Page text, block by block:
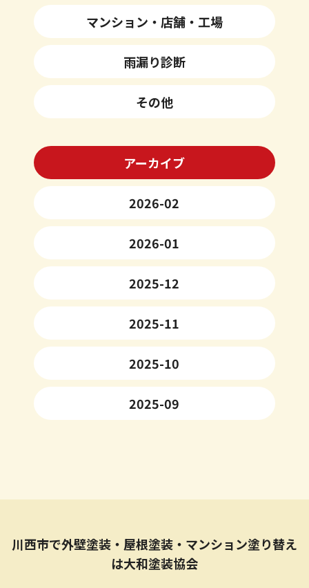
マンション・店舗・工場
雨漏り診断
その他
アーカイブ
2026-02
2026-01
2025-12
2025-11
2025-10
2025-09
川西市で外壁塗装・屋根塗装・マンション塗り替え
は大和塗装協会